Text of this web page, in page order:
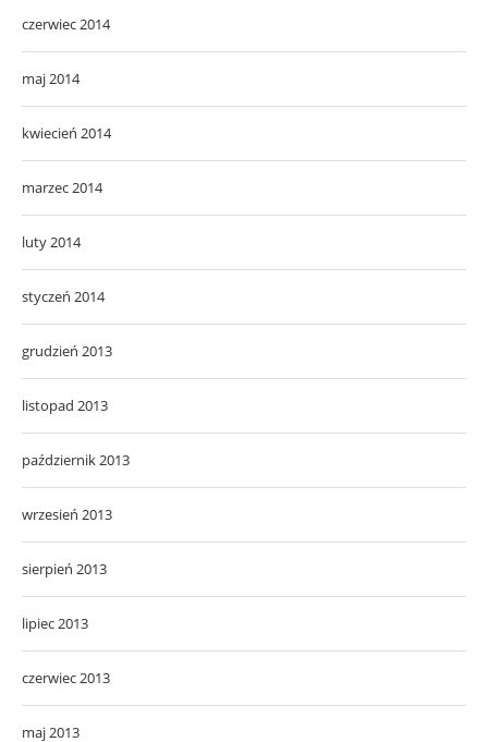
czerwiec 2014
maj 2014
kwiecień 2014
marzec 2014
luty 2014
styczeń 2014
grudzień 2013
listopad 2013
październik 2013
wrzesień 2013
sierpień 2013
lipiec 2013
czerwiec 2013
maj 2013